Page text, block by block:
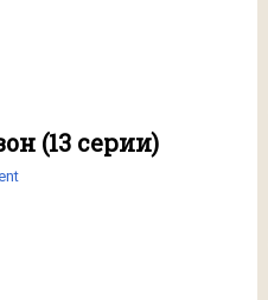
(13 серии)